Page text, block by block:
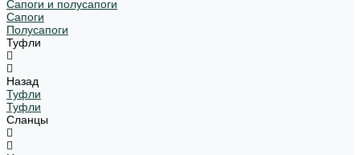
Сапоги и полусапоги
Сапоги
Полусапоги
Туфли
Назад
Туфли
Туфли
Сланцы